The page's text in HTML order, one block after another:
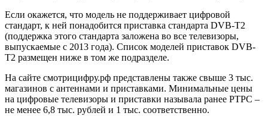
Если окажется, что модель не поддерживает цифровой
стандарт, к ней понадобится приставка стандарта DVB-T2
(поддержка этого стандарта заложена во все телевизоры,
выпускаемые с 2013 года). Список моделей приставок DVB-
T2 размещен ниже в том же подразделе.
На сайте смотрицифру.рф представлены также свыше 3 тыс.
магазинов с антеннами и приставками. Минимальные цены
на цифровые телевизоры и приставки называла ранее РТРС –
не менее 6,8 тыс. рублей и 1 тыс. соответственно.